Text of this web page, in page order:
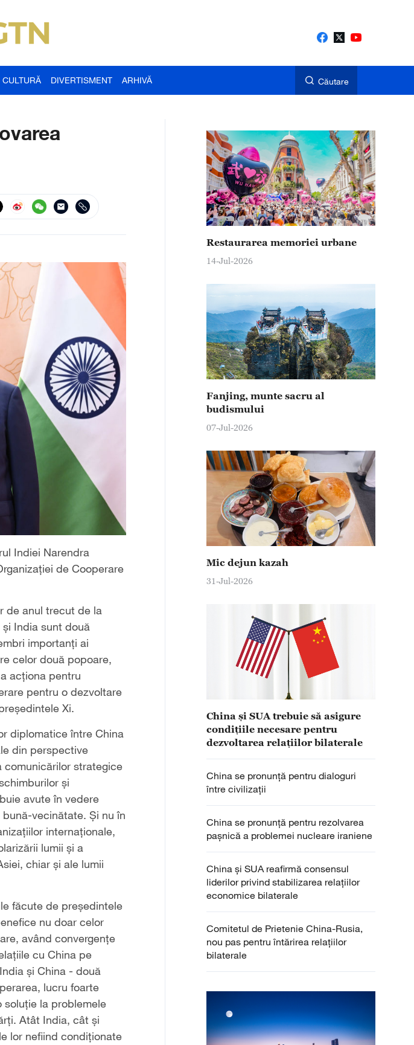
CULTURĂ DIVERTISMENT ARHIVĂ Căutare
Indiei Narendra
de Cooperare
de anul trecut de la
India sunt două
importanți ai
celor două popoare,
acționa pentru
pentru o dezvoltare
Xi.
diplomatice între China
din perspective
comunicărilor strategice
și
avute în vedere
vecinătate. Și nu în
internaționale,
lumii și a
chiar și ale lumii
făcute de președintele
nu doar celor
având convergențe
cu China pe
și China - două
lucru foarte
soluție la problemele
Atât India, cât și
lor nefiind condiționate
Restaurarea memoriei urbane
14-Jul-2026
Fanjing, munte sacru al
budismului
07-Jul-2026
Mic dejun kazah
31-Jul-2026
China și SUA trebuie să asigure
condițiile necesare pentru
dezvoltarea relațiilor bilaterale
China se pronunță pentru dialoguri
între civilizații
China se pronunță pentru rezolvarea
pașnică a problemei nucleare iraniene
China și SUA reafirmă consensul
liderilor privind stabilizarea relațiilor
economice bilaterale
Comitetul de Prietenie China-Rusia,
nou pas pentru întărirea relațiilor
bilaterale